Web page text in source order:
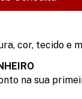
cor, tecido e
na sua